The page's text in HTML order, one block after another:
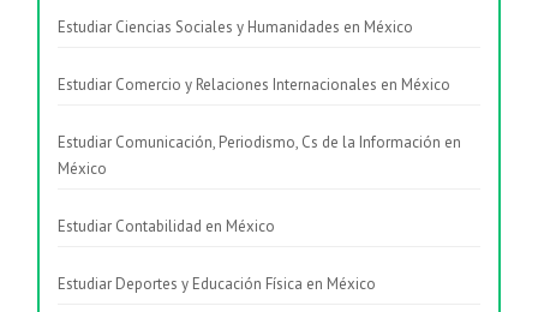
Estudiar Ciencias Sociales y Humanidades en México
Estudiar Comercio y Relaciones Internacionales en México
Estudiar Comunicación, Periodismo, Cs de la Información en
México
Estudiar Contabilidad en México
Estudiar Deportes y Educación Física en México